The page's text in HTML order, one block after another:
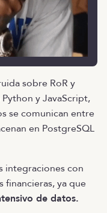
sobre RoR y
y JavaScript,
se comunican entre
en PostgreSQL
integraciones con
ya que
de datos.